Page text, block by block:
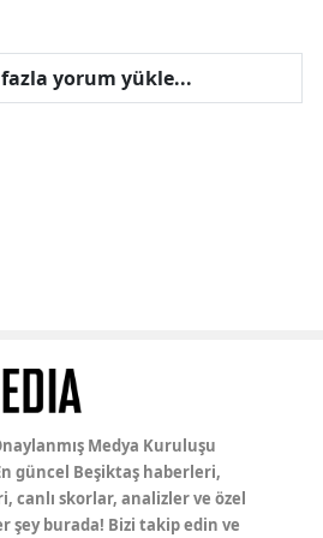
yorum yükle...
Medya Kuruluşu
güncel Beşiktaş haberleri,
canlı skorlar, analizler ve özel
şey burada! Bizi takip edin ve